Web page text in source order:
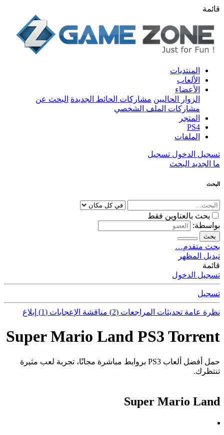
قائمة
المنتديات
الألعاب
الأعضاء
الزوار الحاليين مشاركات الحائط الجديدة البحث عن
مشاركات الملف الشخصي
المتجر
PS4
الملفات
تسجيل الدخول تسجيل
ما الجديد البحث
البحث
بحث بالعناوين فقط
بواسطة:
بحث
بحث متقدم…
تبديل المظهر
قائمة
تسجيل الدخول
تسجيل
نظرة عامة تحديثات المراجعات (2) مناقشة الإعجابات (1) إبلاغ
Super Mario Land PS3 Torrent
حمل أفضل ألعاب PS3 بروابط مباشرة مجانًا، تجربة لعب مثيرة
تنتظرك.
Super Mario Land